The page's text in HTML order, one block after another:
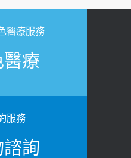
醫談瘍瘍瘻管與肛
做1事
高
子！ 1招「伸
跌倒
醫療服務
療
服務
詢